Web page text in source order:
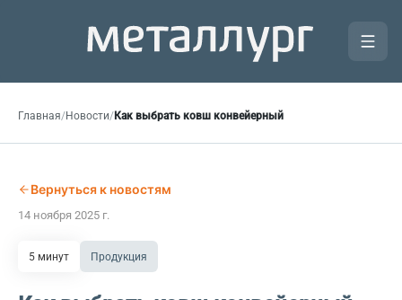
Главная/Новости/Как выбрать ковш конвейерный
Вернуться к новостям
14 ноября 2025 г.
5 минут Продукция